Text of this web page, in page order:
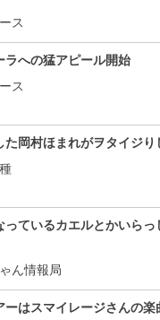
ス
への猛アピール開始
ス
岡村ほまれがヲタイジり
っているカエルとかいら
ん情報局
はスマイレージさんの